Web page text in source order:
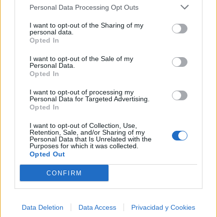
Personal Data Processing Opt Outs
I want to opt-out of the Sharing of my
personal data.
Opted In
I want to opt-out of the Sale of my
Personal Data.
Opted In
I want to opt-out of processing my
Personal Data for Targeted Advertising.
Opted In
I want to opt-out of Collection, Use,
Retention, Sale, and/or Sharing of my
Personal Data that Is Unrelated with the
Purposes for which it was collected.
Opted Out
CONFIRM
Data Deletion Data Access Privacidad y Cookies
+ Peter Gabriel
Discografía Biografía
Añadir Letra
Ranking de Peter Gabriel
apoyados y visitados de esta semana.
¿Apoyar a Peter Gabriel?
26 0